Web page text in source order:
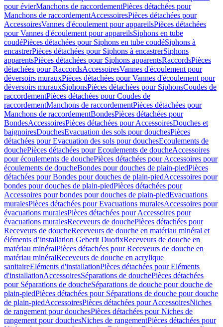
pour évierManchons de raccordementPièces détachées pour
Manchons de raccordementAccessoiresPièces détachées pour
AccessoiresVannes d'écoulement pour appareilsPièces détachées
pour Vannes d'écoulement pour appareilsSiphons en tube
coudéPièces détachées pour Siphons en tube coudéSiphons à
encastrerPièces détachées pour Siphons à encastrerSiphons
apparentsPièces détachées pour Siphons apparentsRaccordsPièces
détachées pour RaccordsAccessoiresVannes d'écoulement pour
déversoirs murauxPièces détachées pour Vannes d'écoulement pour
déversoirs murauxSiphonsPièces détachées pour SiphonsCoudes de
raccordementPièces détachées pour Coudes de
raccordementManchons de raccordementPièces détachées pour
Manchons de raccordementBondesPièces détachées pour
BondesAccessoiresPièces détachées pour AccessoiresDouches et
baignoiresDouchesEvacuation des sols pour douchesPièces
détachées pour Evacuation des sols pour douchesEcoulements de
douchePièces détachées pour Ecoulements de doucheAccessoires
pour écoulements de douchePièces détachées pour Accessoires pour
écoulements de doucheBondes pour douches de plain-piedPièces
détachées pour Bondes pour douches de plain-piedAccessoires pour
bondes pour douches de plain-piedPièces détachées pour
Accessoires pour bondes pour douches de plain-piedEvacuations
muralesPièces détachées pour Evacuations muralesAccessoires pour
évacuations muralesPièces détachées pour Accessoires pour
évacuations muralesReceveurs de douchePièces détachées pour
Receveurs de doucheReceveurs de douche en matériau minéral et
éléments d’installation Geberit DuofixReceveurs de douche en
matériau minéralPièces détachées pour Receveurs de douche en
matériau minéralReceveurs de douche en acrylique
sanitaireEléments d'installationPièces détachées pour Eléments
d'installationAccessoiresSéparations de douchePièces détachées
pour Séparations de doucheSéparations de douche pour douche de
plain-piedPièces détachées pour Séparations de douche pour douche
de plain-piedAccessoiresPièces détachées pour AccessoiresNiches
de rangement pour douchesPièces détachées pour Niches de
rangement pour douchesNiches de rangementPièces détachées pour